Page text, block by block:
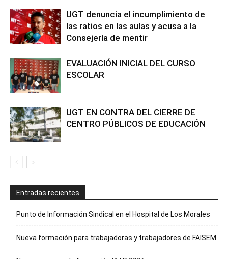
UGT denuncia el incumplimiento de
las ratios en las aulas y acusa a la
Consejería de mentir
EVALUACIÓN INICIAL DEL CURSO
ESCOLAR
UGT EN CONTRA DEL CIERRE DE
CENTRO PÚBLICOS DE EDUCACIÓN
Entradas recientes
Punto de Información Sindical en el Hospital de Los Morales
Nueva formación para trabajadoras y trabajadores de FAISEM